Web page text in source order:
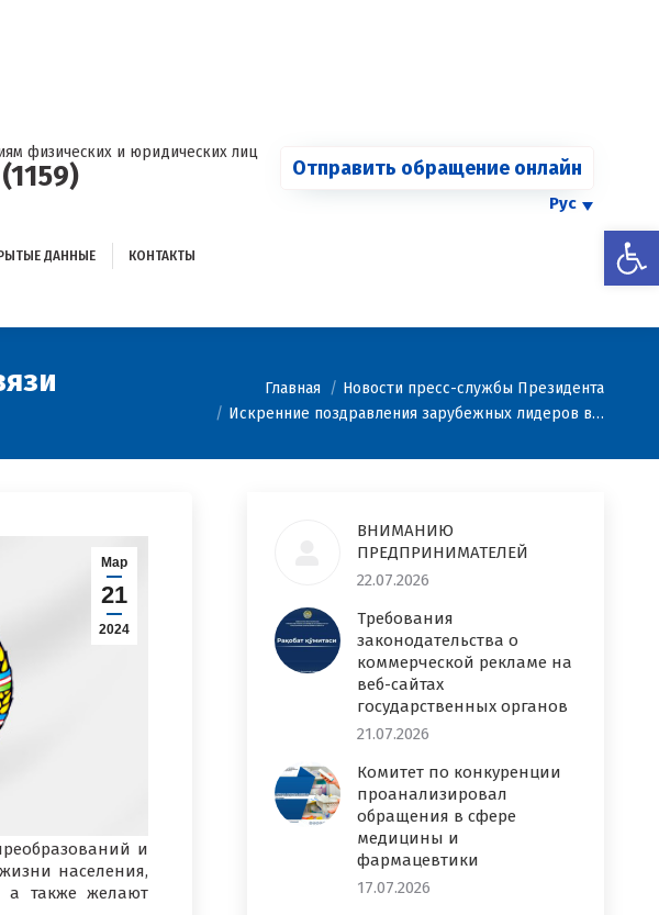
физических и юридических лиц
Отправить обращение онлайн
Рус
ДАННЫЕ КОНТАКТЫ
Главная
Новости пресс-службы Президента
Искренние поздравления зарубежных лидеров в…
Мар
21
2024
и
населения,
а также желают
ВНИМАНИЮ
ПРЕДПРИНИМАТЕЛЕЙ
22.07.2026
Требования
законодательства о
коммерческой рекламе на
веб-сайтах
государственных органов
21.07.2026
Комитет по конкуренции
проанализировал
обращения в сфере
медицины и
фармацевтики
17.07.2026
окнеокнеокнеокне
новом